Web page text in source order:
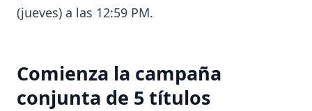
(jueves) a las 12:59 PM.
Comienza la campaña
conjunta de 5 títulos